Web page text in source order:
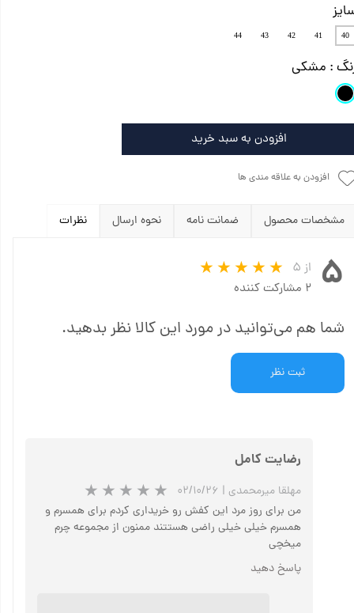
40
41
42
43
44
: مشکی
افزودن به سبد خرید
افزودن به علاقه مندی ها
مشخصات محصول ضمانت نامه نحوه ارسال نظرات
۵
از ۵
۲ مشارکت کننده
شما هم می‌توانید در مورد این کالا نظر بدهید.
ثبت نظر
رضایت کامل
مهلقا میرمحمدی | ۰۲/۱۰/۲۶
من برای روز مرد این کفش رو خریداری کردم برای همسرم و
همسرم خیلی خیلی راضی هستتند ممنون از مجموعه چرم
میخچی
پاسخ دهید